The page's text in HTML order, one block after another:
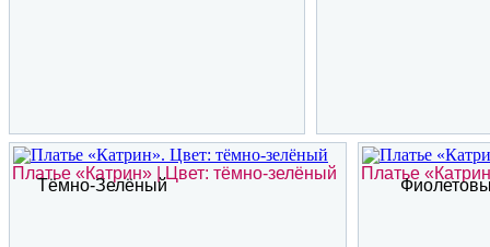
Платье «Катрин» | Цвет: тёмно-зелёный
Тёмно-Зелёный
Платье